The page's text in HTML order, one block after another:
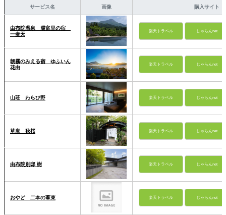
サービス名 画像 購入サイト
由布院温泉 湯富里の宿
一壷天
楽天トラベル じゃらんnet
朝霧のみえる宿 ゆふいん
花由
楽天トラベル じゃらんnet
山荘 わらび野 楽天トラベル じゃらんnet
草庵 秋桜 楽天トラベル じゃらんnet
由布院別邸 樹 楽天トラベル じゃらんnet
おやど 二本の葦束 楽天トラベル じゃらんnet